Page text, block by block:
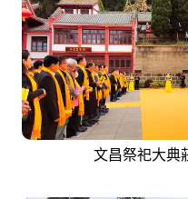
文昌祭祀大典